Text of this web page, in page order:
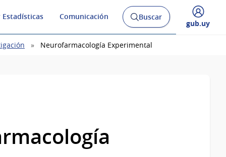
Estadísticas Comunicación
Abrir
buscador
y
Buscar
Desplegar
gub.uy
Neurofarmacología Experimental